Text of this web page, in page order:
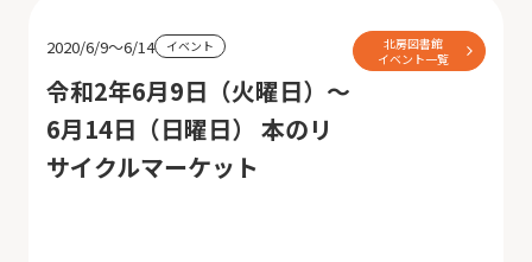
2020/6/9～6/14 イベント
令和2年6月9日（火曜日）～
6月14日（日曜日） 本のリ
サイクルマーケット
北房図書館
イベント一覧